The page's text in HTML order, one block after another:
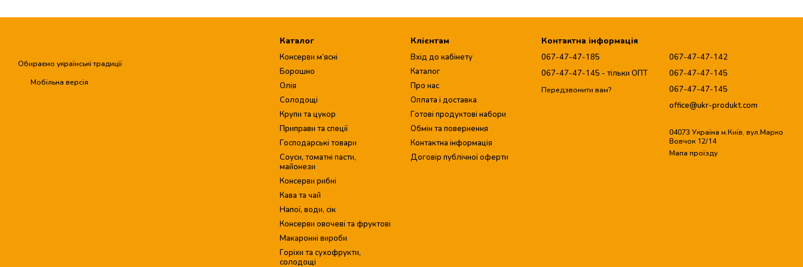
Обираємо українські традиції
Мобільна версія
Каталог
Консерви м’ясні
Борошно
Олія
Солодощі
Крупи та цукор
Приправи та спеції
Господарські товари
Соуси, томатні пасти,
майонези
Консерви рибні
Кава та чай
Напої, води, сік
Консерви овочеві та фруктові
Макаронні вироби
Горіхи та сухофрукти,
солодощі
Клієнтам
Вхід до кабінету
Каталог
Про нас
Оплата і доставка
Готові продуктові набори
Обмін та повернення
Контактна інформація
Договір публічної оферти
Контактна інформація
067-47-47-185
067-47-47-145 - тільки ОПТ
Передзвонити вам?
067-47-47-142
067-47-47-145
067-47-47-145
office@ukr-produkt.com
04073 Україна м.Київ, вул.Марко
Вовчок 12/14
Мапа проїзду